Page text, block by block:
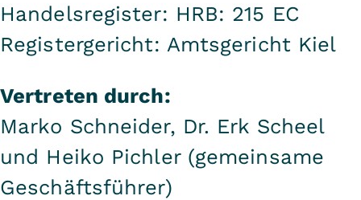
Handelsregister: HRB: 215 EC
Registergericht: Amtsgericht Kiel
Vertreten durch:
Marko Schneider, Dr. Erk Scheel
und Heiko Pichler (gemeinsame
Geschäftsführer)